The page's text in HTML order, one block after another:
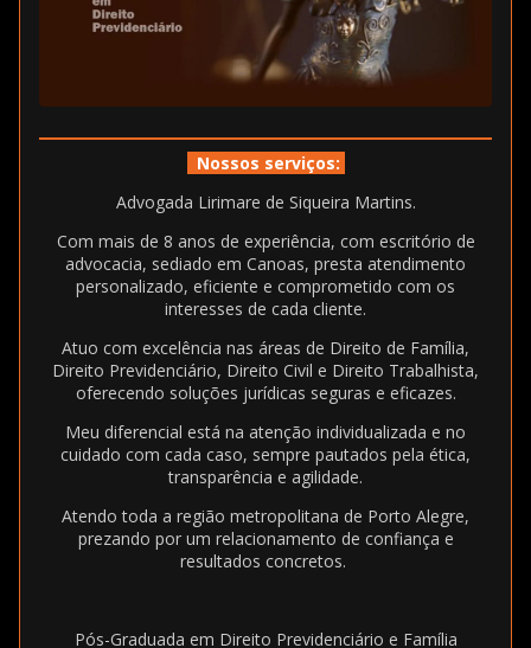
Nossos serviços:
Advogada Lirimare de Siqueira Martins.
Com mais de 8 anos de experiência, com escritório de
advocacia, sediado em Canoas, presta atendimento
personalizado, eficiente e comprometido com os
interesses de cada cliente.
Atuo com excelência nas áreas de Direito de Família,
Direito Previdenciário, Direito Civil e Direito Trabalhista,
oferecendo soluções jurídicas seguras e eficazes.
Meu diferencial está na atenção individualizada e no
cuidado com cada caso, sempre pautados pela ética,
transparência e agilidade.
Atendo toda a região metropolitana de Porto Alegre,
prezando por um relacionamento de confiança e
resultados concretos.
Pós-Graduada em Direito Previdenciário e Família